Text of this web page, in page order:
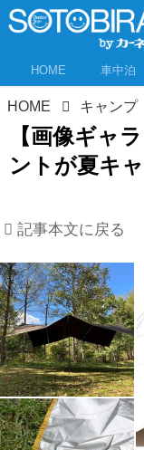
HOME 車中泊
HOME キャンプ
【画像ギャ
ントが夏キ
記事本文に戻る